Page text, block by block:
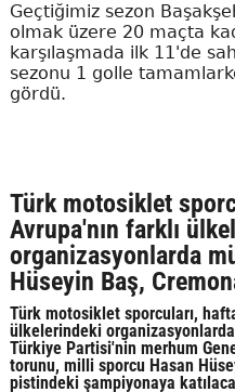
Geçtiğimiz sezon
olmak üzere 20 maçta
karşılaşmada ilk 11'de
sezonu 1 golle
gördü.
Türk motosiklet
Avrupa'nın farklı
organizasyonlarda
Hüseyin Baş,
Türk motosiklet sporcuları,
ülkelerindeki
Türkiye Partisi'nin merhum
torunu, milli sporcu Hasan
pistindeki şampiyonaya